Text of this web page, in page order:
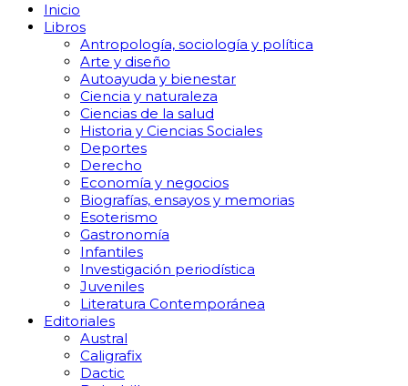
Inicio
Libros
Antropología, sociología y política
Arte y diseño
Autoayuda y bienestar
Ciencia y naturaleza
Ciencias de la salud
Historia y Ciencias Sociales
Deportes
Derecho
Economía y negocios
Biografías, ensayos y memorias
Esoterismo
Gastronomía
Infantiles
Investigación periodística
Juveniles
Literatura Contemporánea
Editoriales
Austral
Caligrafix
Dactic